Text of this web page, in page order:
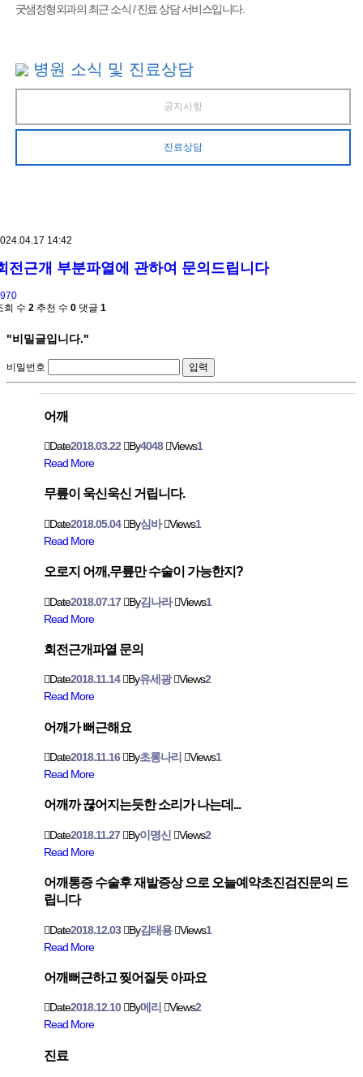
굿샘정형외과의 최근 소식 / 진료 상담 서비스입니다.
병원 소식 및 진료상담
공지사항
진료상담
14:42
전근개 부분파열에 관하여 문의드립니다
회 수 2 추천 수 0 댓글 1
"비밀글입니다."
비밀번호
어깨
Date2018.03.22 By4048 Views1
Read More
무릎이 욱신욱신 거립니다.
Date2018.05.04 By심바 Views1
Read More
오로지 어깨,무릎만 수술이 가능한지?
Date2018.07.17 By김나라 Views1
Read More
회전근개파열 문의
Date2018.11.14 By유세광 Views2
Read More
어깨가 뻐근해요
Date2018.11.16 By초롱나리 Views1
Read More
어깨까 끊어지는듯한 소리가 나는데...
Date2018.11.27 By이명신 Views2
Read More
어깨통증 수술후 재발증상 으로 오늘예약초진검진문의 드
립니다
Date2018.12.03 By김태용 Views1
Read More
어깨뻐근하고 찢어질듯 아파요
Date2018.12.10 By메리 Views2
Read More
진료